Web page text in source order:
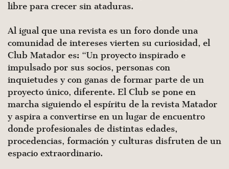
libre para crecer sin ataduras.
Al igual que una revista es un foro donde una
comunidad de intereses vierten su curiosidad, el
Club Matador es: “Un proyecto inspirado e
impulsado por sus socios, personas con
inquietudes y con ganas de formar parte de un
proyecto único, diferente. El Club se pone en
marcha siguiendo el espíritu de la revista Matador
y aspira a convertirse en un lugar de encuentro
donde profesionales de distintas edades,
procedencias, formación y culturas disfruten de un
espacio extraordinario.